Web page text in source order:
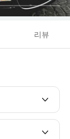
리뷰